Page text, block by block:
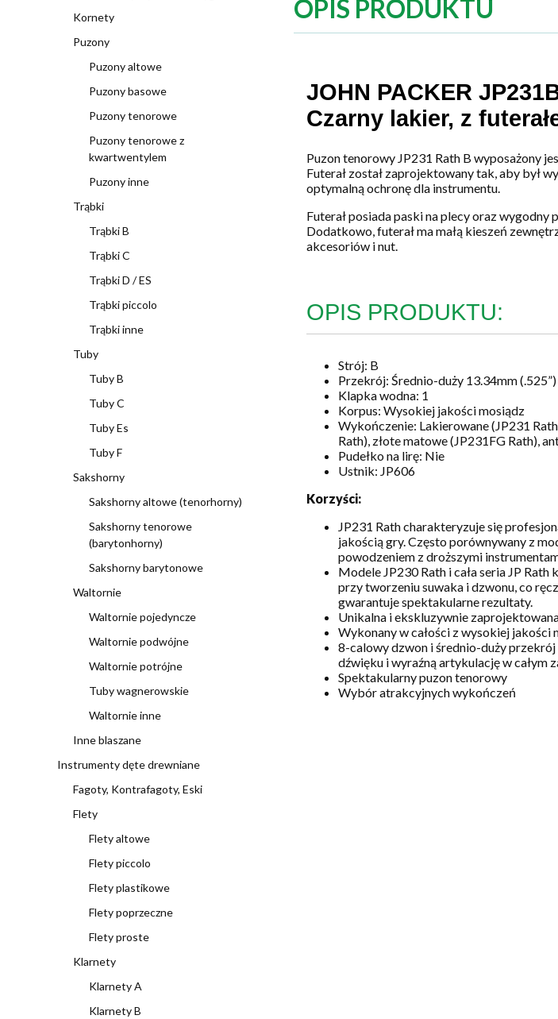
Kornety
Puzony
Puzony altowe
Puzony basowe
Puzony tenorowe
Puzony tenorowe z
kwartwentylem
Puzony inne
Trąbki
Trąbki B
Trąbki C
Trąbki D / ES
Trąbki piccolo
Trąbki inne
Tuby
Tuby B
Tuby C
Tuby Es
Tuby F
Sakshorny
Sakshorny altowe (tenorhorny)
Sakshorny tenorowe
(barytonhorny)
Sakshorny barytonowe
Waltornie
Waltornie pojedyncze
Waltornie podwójne
Waltornie potrójne
Tuby wagnerowskie
Waltornie inne
Inne blaszane
Instrumenty dęte drewniane
Fagoty, Kontrafagoty, Eski
Flety
Flety altowe
Flety piccolo
Flety plastikowe
Flety poprzeczne
Flety proste
Klarnety
Klarnety A
Klarnety B
OPIS PRODUKTU
JOHN PACKER
Czarny lakier, z
Puzon tenorowy JP231 Rath B wyposażony
Futerał został zaprojektowany tak, aby był
optymalną ochronę dla instrumentu.
Futerał posiada paski na plecy oraz wygodny
Dodatkowo, futerał ma małą kieszeń
akcesoriów i nut.
OPIS PRODUKTU:
Strój: B
Przekrój: Średnio-duży 13.34mm (.525”)
Klapka wodna: 1
Korpus: Wysokiej jakości mosiądz
Wykończenie: Lakierowane (JP231
Rath), złote matowe (JP231FG Rath),
Pudełko na lirę: Nie
Ustnik: JP606
Korzyści:
JP231 Rath charakteryzuje się
jakością gry. Często porównywany z
powodzeniem z droższymi
Modele JP230 Rath i cała seria JP
przy tworzeniu suwaka i dzwonu, co
gwarantuje spektakularne rezultaty.
Unikalna i ekskluzywnie
Wykonany w całości z wysokiej jakości
8-calowy dzwon i średnio-duży
dźwięku i wyraźną artykulację w całym
Spektakularny puzon tenorowy
Wybór atrakcyjnych wykończeń